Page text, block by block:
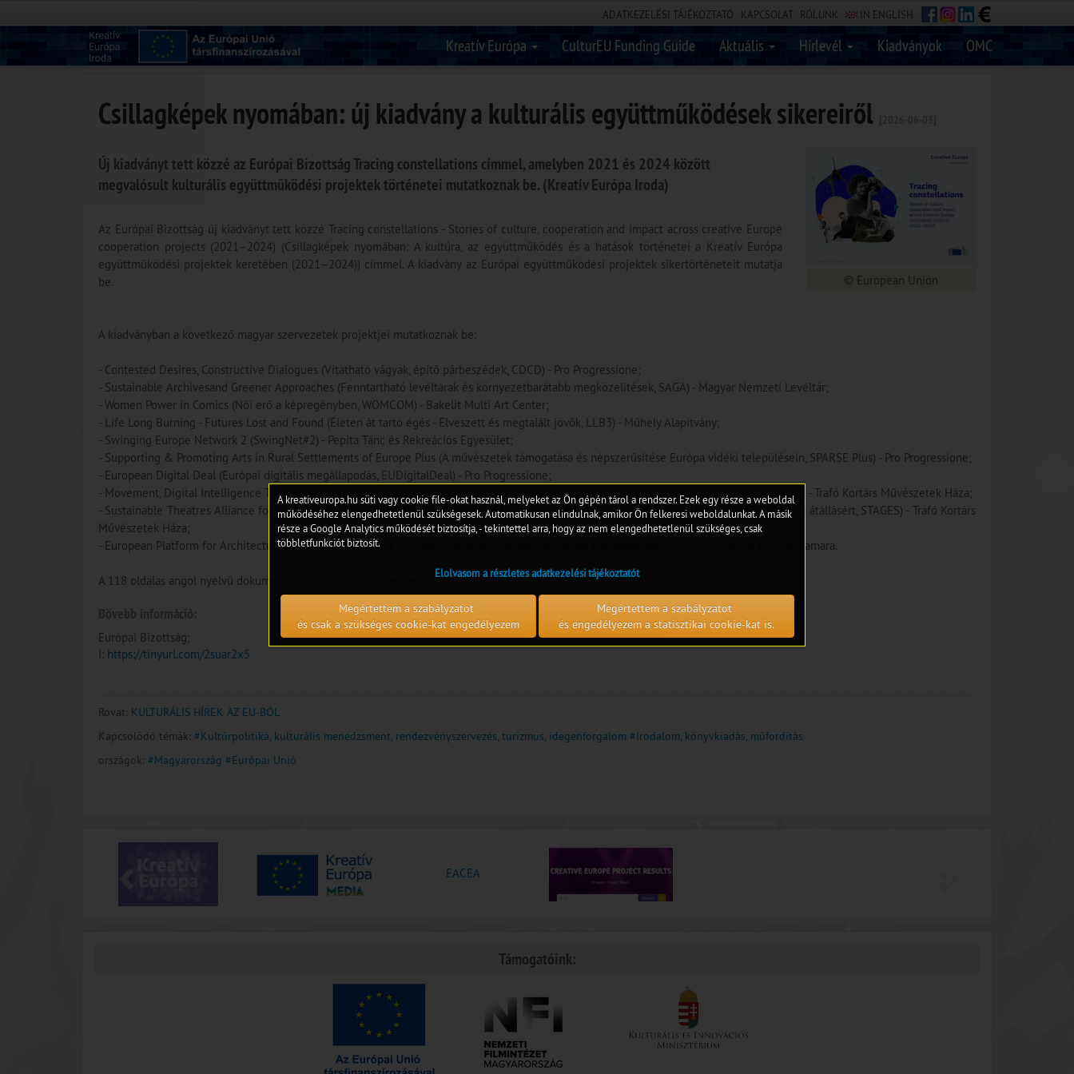
ADATKEZELÉSI TÁJÉKOZTATÓ KAPCSOLAT RÓLUNK IN ENGLISH
Kreatív Európa CulturEU Funding Guide Aktuális Hírlevél Kiadványok OMC
Csillagképek nyomában: új kiadvány a kulturális együttműködések sikereiről
© European Union
Új kiadványt tett közzé az Európai Bizottság Tracing constellations címmel, amelyben 2021 és 2024 között
megvalósult kulturális együttműködési projektek történetei mutatkoznak be. (Kreatív Európa Iroda)
Az Európai Bizottság új kiadványt tett közzé Tracing constellations - Stories of culture, cooperation and impact across creative Europe
cooperation projects (2021–2024) (Csillagképek nyomában: A kultúra, az együttműködés és a hatások történetei a Kreatív Európa
együttműködési projektek keretében (2021–2024)) címmel. A kiadvány az Európai együttműködési projektek sikertörténeteit mutatja
be.
A kiadványban a következő magyar szervezetek projektjei mutatkoznak be:
- Contested Desires, Constructive Dialogues (Vitatható vágyak, építő párbeszédek, CDCD) - Pro Progressione;
- Sustainable Archivesand Greener Approaches (Fenntartható levéltárak és környezetbarátabb megközelítések, SAGA) - Magyar Nemzeti Levéltár;
- Women Power in Comics (Női erő a képregényben, WOMCOM) - Bakelit Multi Art Center;
- Life Long Burning - Futures Lost and Found (Életen át tartó égés - Elveszett és megtalált jövők, LLB3) - Műhely Alapítvány;
- Swinging Europe Network 2 (SwingNet#2) - Pepita Tánc és Rekreációs Egyesület;
- Supporting & Promoting Arts in Rural Settlements of Europe Plus (A művészetek támogatása és népszerűsítése Európa vidéki településein, SPARSE Plus) - Pro Progressione;
- European Digital Deal (Európai digitális megállapodás, EUDigitalDeal) - Pro Progressione;
- Movement, Digital Intelligence Tallinn and Interactive Audience (Mozgás, digitális intelligencia Tallinnban és interaktív közönség, MODINA) - Trafó Kortárs Művészetek Háza;
- Sustainable Theatres Alliance for Stockholm Green Environmental Shift (Fenntartható Színházak Szövetsége a stockholmi zöld környezeti átállásért, STAGES) - Trafó Kortárs
Művészetek Háza;
- European Platform for Architectural Design Competitions (Európai Platform Építészeti Tervezési Pályázatokért, ARCH-E:) - Magyar Építész Kamara.
A 118 oldalas angol nyelvű dokumentum
Európai Bizottság;
I: https://tinyurl.com/2suar2x5
Rovat: KULTURÁLIS HÍREK AZ EU-BÓL
Kapcsolódó témák: #Kultúrpolitika, kulturális menedzsment, rendezvényszervezés, turizmus, idegenforgalom #Irodalom, könyvkiadás, műfordítás
országok: #Magyarország #Európai Unió
EACEA
Támogatóink:
A kreativeuropa.hu süti vagy cookie file-okat használ, melyeket az Ön gépén tárol a rendszer. Ezek egy része a weboldal
működéséhez elengedhetetlenül szükségesek. Automatikusan elindulnak, amikor Ön felkeresi weboldalunkat. A másik
része a Google Analytics működését biztosítja, - tekintettel arra, hogy az nem elengedhetetlenül szükséges, csak
többletfunkciót biztosít.
Elolvasom a részletes adatkezelési tájékoztatót
Megértettem a szabályzatot
és csak a szükséges cookie-kat engedélyezem
Megértettem a szabályzatot
és engedélyezem a statisztikai cookie-kat is.